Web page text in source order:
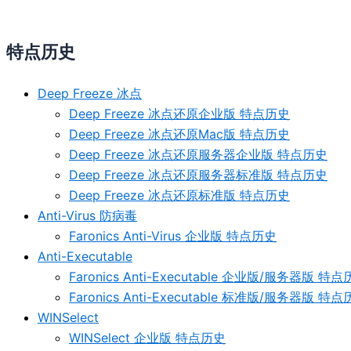
特点历史
Deep Freeze 冰点
Deep Freeze 冰点还原企业版 特点历史
Deep Freeze 冰点还原Mac版 特点历史
Deep Freeze 冰点还原服务器企业版 特点历史
Deep Freeze 冰点还原服务器标准版 特点历史
Deep Freeze 冰点还原标准版 特点历史
Anti-Virus 防病毒
Faronics Anti-Virus 企业版 特点历史
Anti-Executable
Faronics Anti-Executable 企业版/服务器版 特点
Faronics Anti-Executable 标准版/服务器版 特点
WINSelect
WINSelect 企业版 特点历史